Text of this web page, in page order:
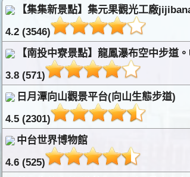
【集集新景點】集元果觀光工廠
4.2 (3546)
【南投中寮景點】龍鳳瀑布空中步道
3.8 (571)
日月潭向山觀景平台(向山生態步道)
4.5 (2301)
中台世界博物館
4.6 (525)